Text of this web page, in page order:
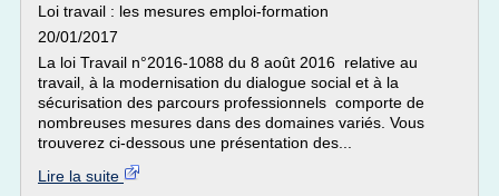
Loi travail : les mesures emploi-formation
20/01/2017
La loi Travail n°2016-1088 du 8 août 2016 relative au
travail, à la modernisation du dialogue social et à la
sécurisation des parcours professionnels comporte de
nombreuses mesures dans des domaines variés. Vous
trouverez ci-dessous une présentation des...
Lire la suite